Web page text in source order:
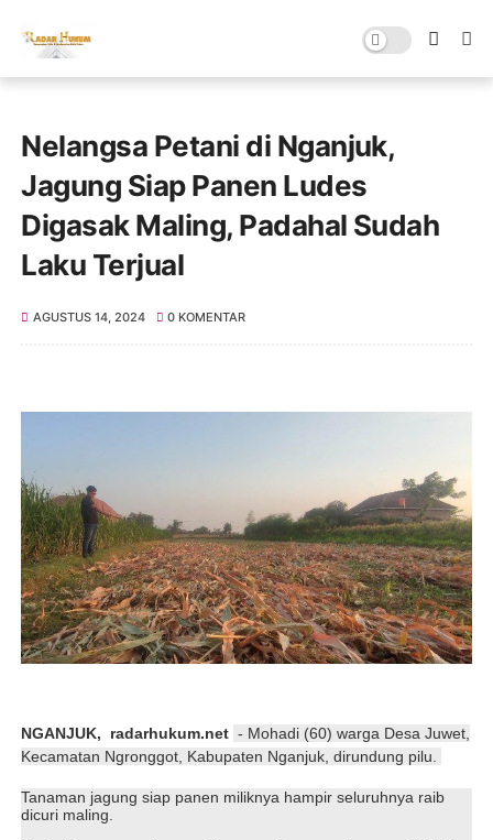
Nelangsa Petani di Nganjuk,
Jagung Siap Panen Ludes
Digasak Maling, Padahal Sudah
Laku Terjual
AGUSTUS 14, 2024 0 KOMENTAR
NGANJUK, radarhukum.net - Mohadi (60) warga Desa Juwet,
Kecamatan Ngronggot, Kabupaten Nganjuk, dirundung pilu.
Tanaman jagung siap panen miliknya hampir seluruhnya raib
dicuri maling.